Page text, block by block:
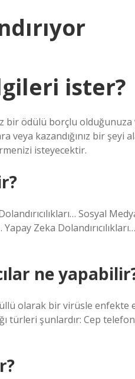
ister?
bir ödülü borçlu
veya kazandığınız bir
isteyecektir.
Sosyal Medya
Yapay Zeka
ne
olarak bir virüsle
türleri şunlardır: Cep